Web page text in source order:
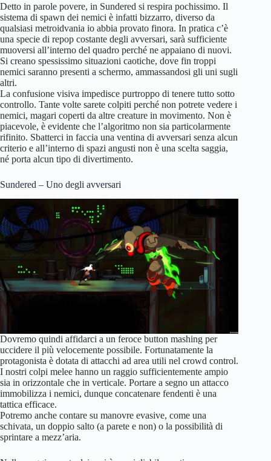
Detto in parole povere, in Sundered si respira pochissimo. Il
sistema di spawn dei nemici è infatti bizzarro, diverso da
qualsiasi metroidvania io abbia provato finora. In pratica c’è
una specie di repop costante degli avversari, sarà sufficiente
muoversi all’interno del quadro perché ne appaiano di nuovi.
Si creano spessissimo situazioni caotiche, dove fin troppi
nemici saranno presenti a schermo, ammassandosi gli uni sugli
altri.
La confusione visiva impedisce purtroppo di tenere tutto sotto
controllo. Tante volte sarete colpiti perché non potrete vedere i
nemici, magari coperti da altre creature in movimento. Non è
piacevole, è evidente che l’algoritmo non sia particolarmente
rifinito. Sbatterci in faccia una ventina di avversari senza alcun
criterio e all’interno di spazi angusti non è una scelta saggia,
né porta alcun tipo di divertimento.
Sundered – Uno degli avversari
Dovremo quindi affidarci a un feroce button mashing per
uccidere il più velocemente possibile. Fortunatamente la
protagonista è dotata di attacchi ad area utili nel crowd control.
I nostri colpi melee hanno un raggio sufficientemente ampio
sia in orizzontale che in verticale. Portare a segno un attacco
immobilizza i nemici, dunque concatenare fendenti è una
tattica efficace.
Potremo anche contare su manovre evasive, come una
schivata, un doppio salto (a parete e non) o la possibilità di
sprintare a mezz’aria.